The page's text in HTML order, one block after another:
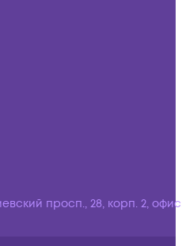
просп., 28, корп. 2,